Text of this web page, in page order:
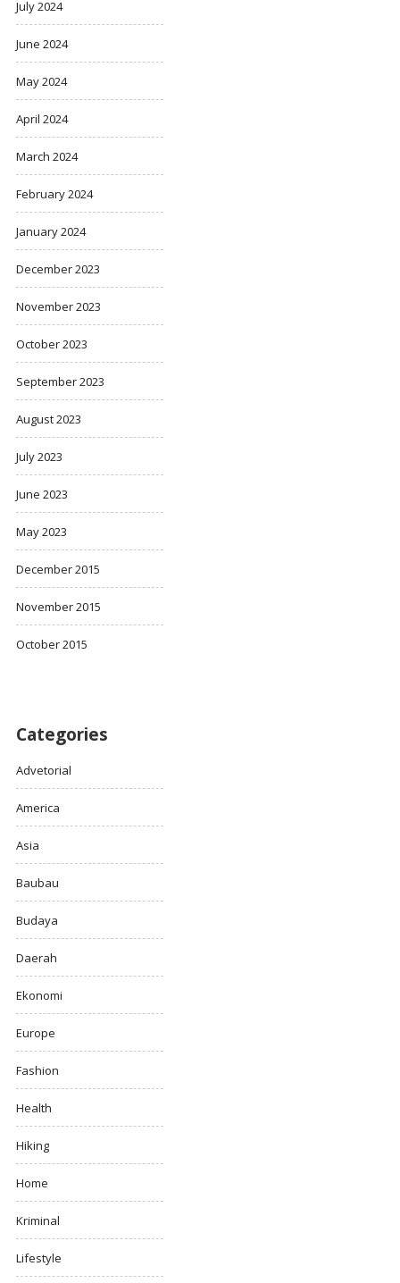
July 2024
June 2024
May 2024
April 2024
March 2024
February 2024
January 2024
December 2023
November 2023
October 2023
September 2023
August 2023
July 2023
June 2023
May 2023
December 2015
November 2015
October 2015
Categories
Advetorial
America
Asia
Baubau
Budaya
Daerah
Ekonomi
Europe
Fashion
Health
Hiking
Home
Kriminal
Lifestyle